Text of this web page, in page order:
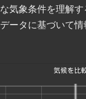
気象条件を理解
ータに基づいて